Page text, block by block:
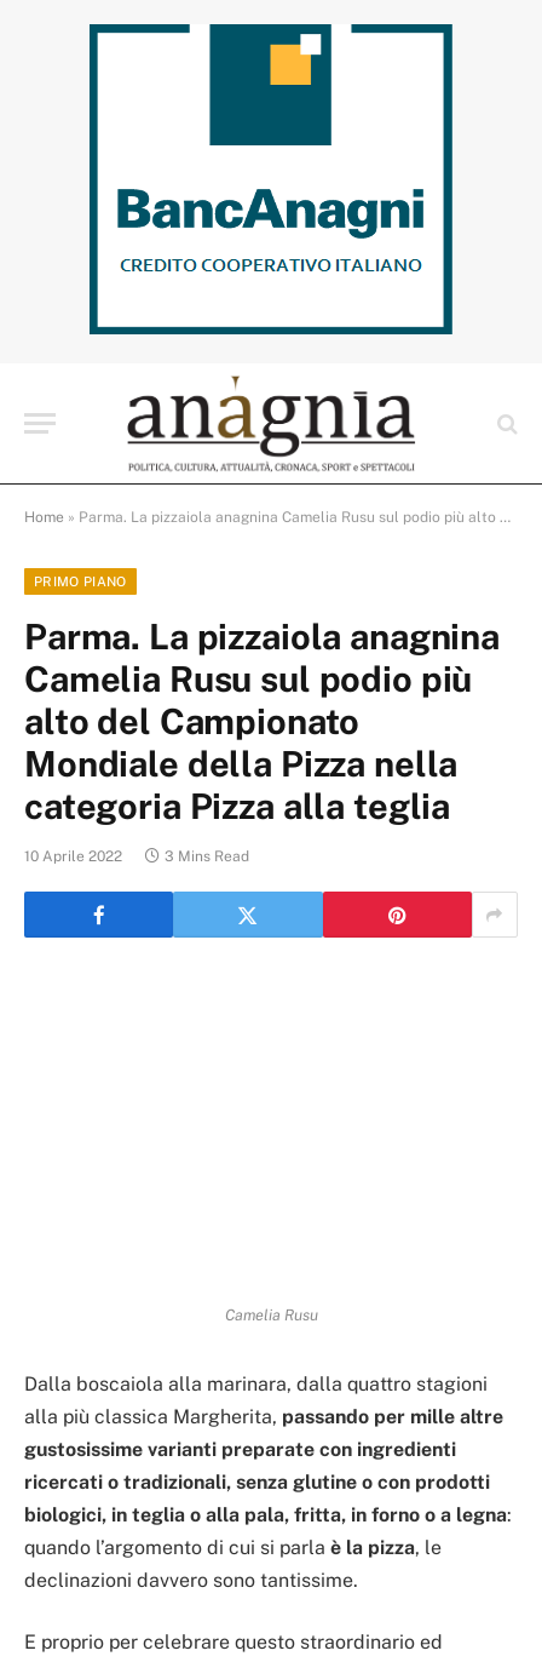
Home » Parma. La pizzaiola anagnina Camelia Rusu sul podio più alto del Campionato Mondiale della Pizza nella categoria Pizza alla teglia
PRIMO PIANO
Parma. La pizzaiola anagnina
Camelia Rusu sul podio più
alto del Campionato
Mondiale della Pizza nella
categoria Pizza alla teglia
10 Aprile 2022 3 Mins Read
Camelia Rusu
Dalla boscaiola alla marinara, dalla quattro stagioni
alla più classica Margherita, passando per mille altre
gustosissime varianti preparate con ingredienti
ricercati o tradizionali, senza glutine o con prodotti
biologici, in teglia o alla pala, fritta, in forno o a legna:
quando l’argomento di cui si parla è la pizza, le
declinazioni davvero sono tantissime.
E proprio per celebrare questo straordinario ed